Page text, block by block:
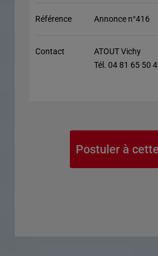
Référence Annonce n°416
Contact
ATOUT Vichy
Tél. 04 81 65 50
Postuler à